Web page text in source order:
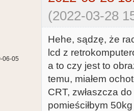
(2022-03-28
06-05
Hehe, sądzę, że
lcd z
a to czy jest to
temu, miałem
CRT, zwłaszcza
pomieściłbym